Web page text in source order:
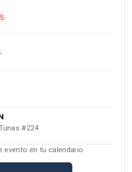
#224
evento en tu calendario.